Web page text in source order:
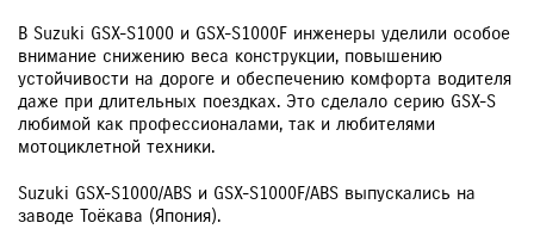
В Suzuki GSX-S1000 и GSX-S1000F инженеры уделили особое
внимание снижению веса конструкции, повышению
устойчивости на дороге и обеспечению комфорта водителя
даже при длительных поездках. Это сделало серию GSX-S
любимой как профессионалами, так и любителями
мотоциклетной техники.
Suzuki GSX-S1000/ABS и GSX-S1000F/ABS выпускались на
заводе Тоёкава (Япония).